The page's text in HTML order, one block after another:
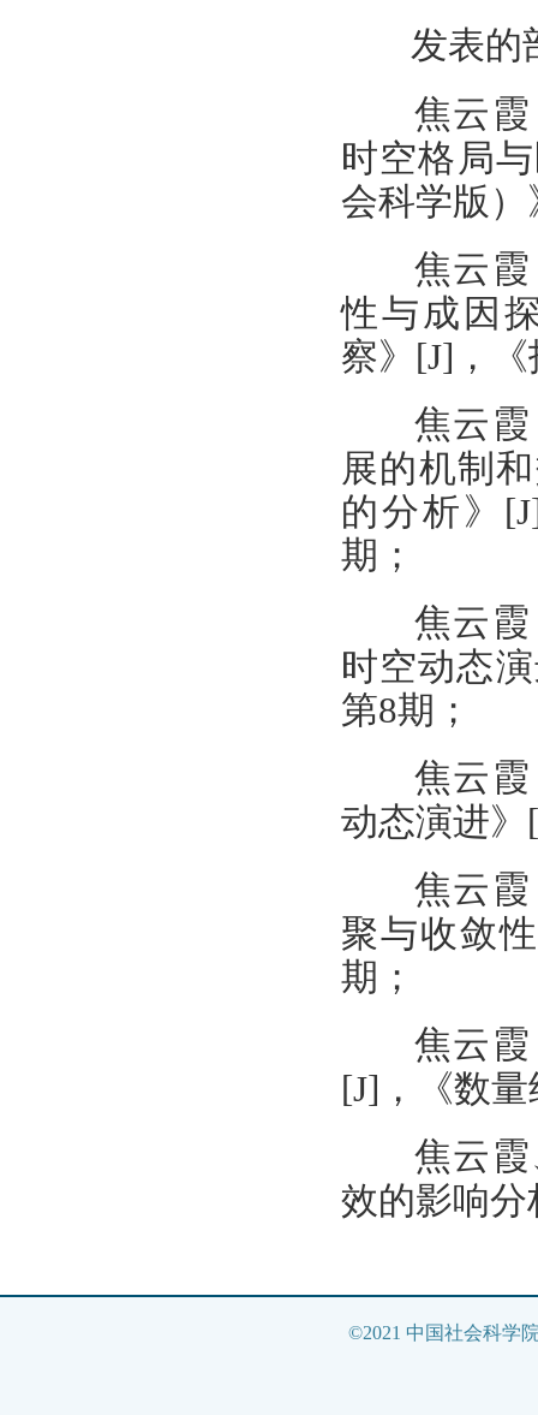
发表的
焦云
时空格局
会科学版）
焦云
性与成因
察》[J]，
焦云
展的机制
的分析》
期；
焦云
时空动态
第8期；
焦云
动态演进》
焦云
聚与收敛
期；
焦云
[J]，《数
焦云
效的影响分
©2021 中国社会科学